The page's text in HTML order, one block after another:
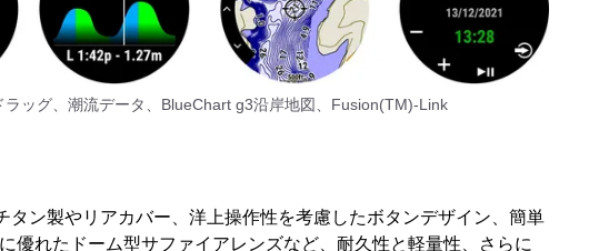
ッグ、潮流データ、BlueChart g3沿岸地図、Fusion(TM)-Link
タン製やリアカバー、洋上操作性を考慮したボタンデザイン、簡単
優れたドーム型サファイアレンズなど、耐久性と軽量性、さらに